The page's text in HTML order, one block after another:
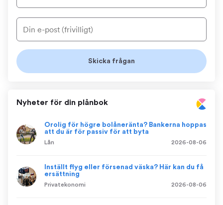
Nyheter för din plånbok
Orolig för högre bolåneränta? Bankerna hoppas
att du är för passiv för att byta
Lån 2026-08-06
Inställt flyg eller försenad väska? Här kan du få
ersättning
Privatekonomi 2026-08-06